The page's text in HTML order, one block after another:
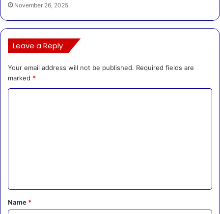
November 26, 2025
Leave a Reply
Your email address will not be published. Required fields are
marked *
*
Name *